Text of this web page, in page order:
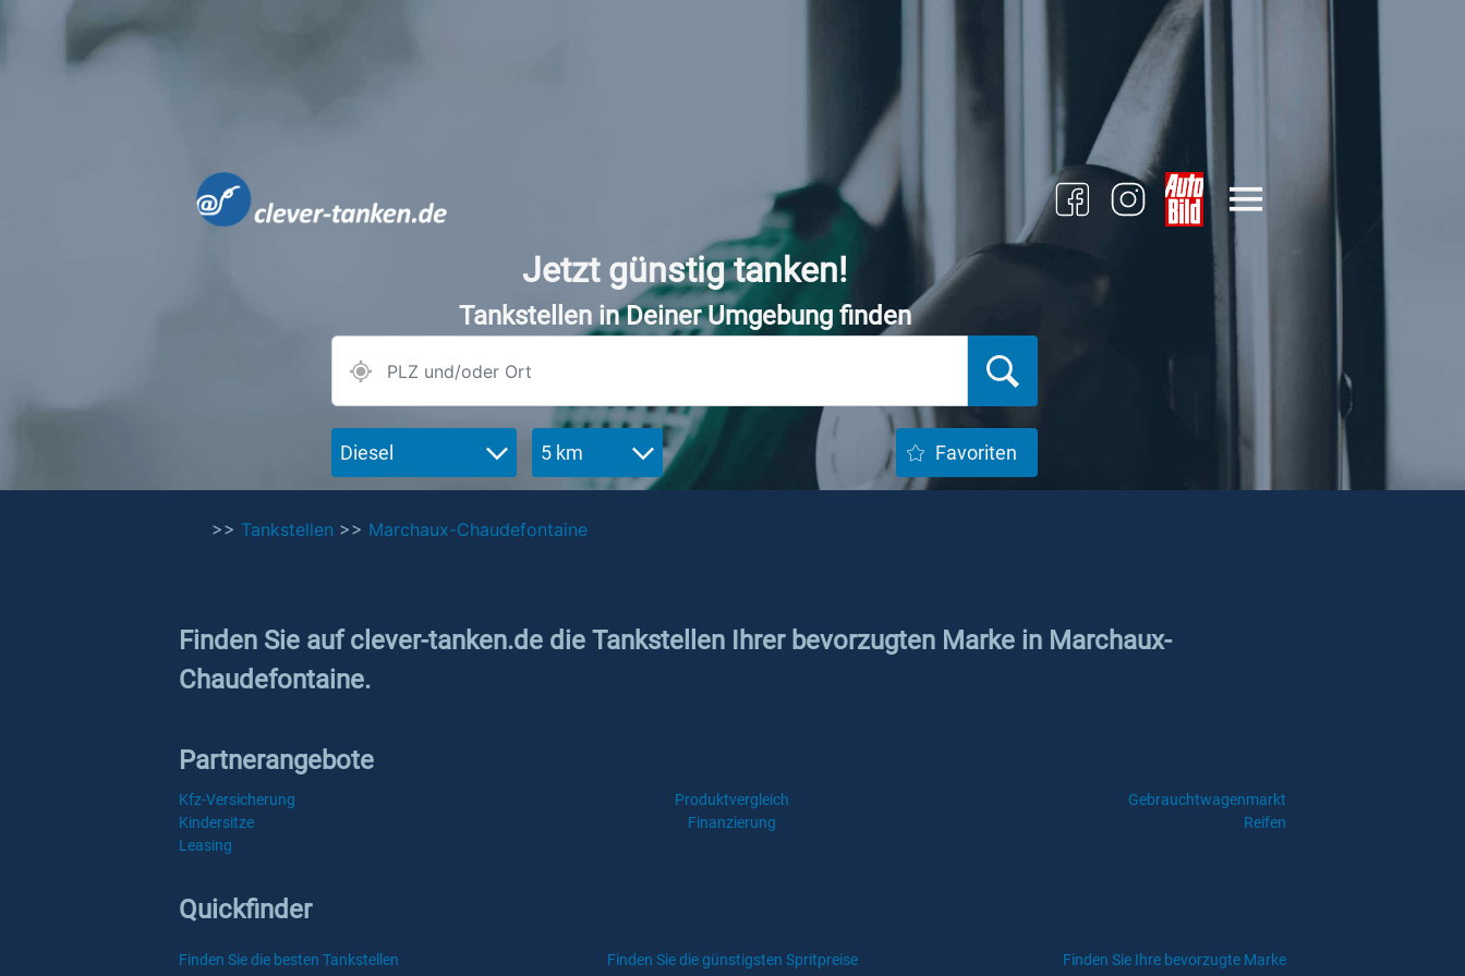
Jetzt günstig tanken!
Tankstellen in Deiner Umgebung finden
Diesel 5 km Favoriten
>> Tankstellen >> Marchaux-Chaudefontaine
Finden Sie auf clever-tanken.de die Tankstellen Ihrer bevorzugten Marke in Marchaux-
Chaudefontaine.
Partnerangebote
Kfz-Versicherung Produktvergleich
Gebrauchtwagenmarkt
Kindersitze
Finanzierung
Reifen
Leasing
Quickfinder
Finden Sie die besten Tankstellen Finden Sie die günstigsten Spritpreise Finden Sie Ihre bevorzugte Marke